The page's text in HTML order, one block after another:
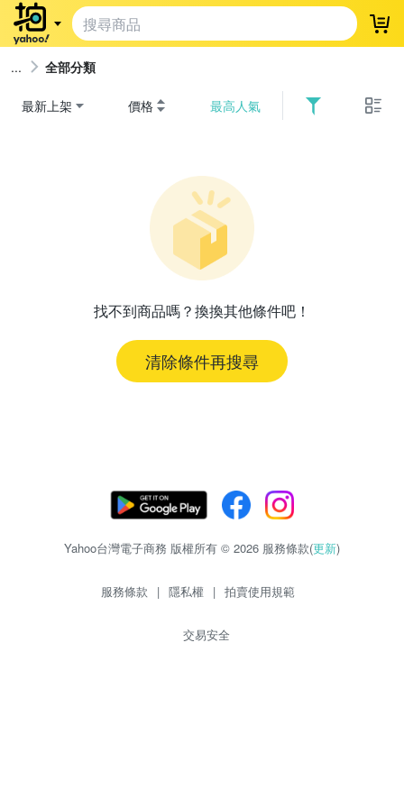
登
全部分類
最新上架 價格 最高人氣
找不到商品嗎？換換其他條件吧！
清除條件再搜尋
Yahoo台灣電子商務 版權所有 © 2026 服務條款(更新)
服務條款 | 隱私權 | 拍賣使用規範
交易安全